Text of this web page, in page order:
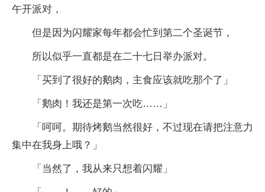
午开派对，
但是因为闪耀家每年都会忙到第二个圣诞节，
所以似乎一直都是在二十七日举办派对。
「买到了很好的鹅肉，主食应该就吃那个了」
「鹅肉！我还是第一次吃……」
「呵呵。期待烤鹅当然很好，不过现在请把注意力
集中在我身上哦？」
「当然了，我从来只想着闪耀」